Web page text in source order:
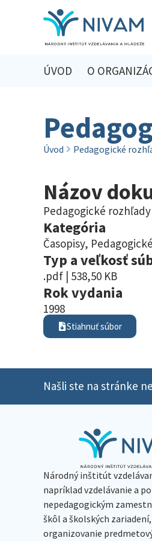
ÚVOD O
Úvod Pedagogické
Názov
Pedagogické
Kategória
Časopisy,
Typ a veľkosť
.pdf | 538,50 KB
Rok vydania
1998
Stiahnuť súbor
Našli ste na stránke
Národný inštitút
napríklad vzdelávanie a
nepedagogickým
škôl a školských
organizovanie